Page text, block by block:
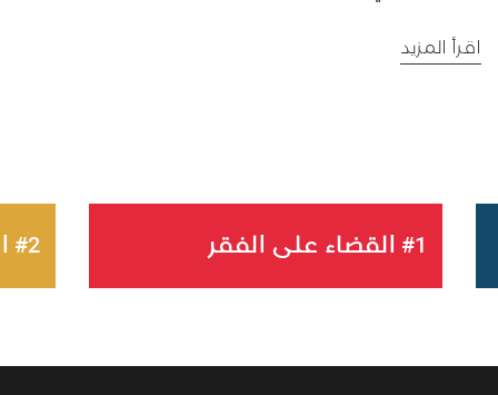
اقرأ المزيد
#1 القضاء على الفقر #2 القضاء التام على الجوع